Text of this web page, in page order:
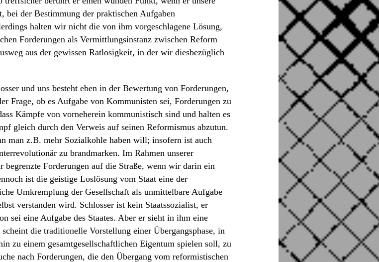
bei der Bestimmung der praktischen Aufgaben
halten wir nicht die von ihm vorgeschlagene Lösung,
Forderungen als Vermittlungsinstanz zwischen Reform
aus der gewissen Ratlosigkeit, in der wir diesbezüglich
und uns besteht eben in der Bewertung von Forderungen,
Frage, ob es Aufgabe von Kommunisten sei, Forderungen zu
Kämpfe von vorneherein kommunistisch sind und halten es
gleich durch den Verweis auf seinen Reformismus abzutun.
man z.B. mehr Sozialkohle haben will; insofern ist auch
zu brandmarken. Im Rahmen unserer
Forderungen auf die Straße, wenn wir darin ein
ist die geistige Loslösung vom Staat eine der
Umkremplung der Gesellschaft als unmittelbare Aufgabe
verstanden wird. Schlosser ist kein Staatssozialist, er
sei eine Aufgabe des Staates. Aber er sieht in ihm eine
die traditionelle Vorstellung einer Übergangsphase, in
zu einem gesamtgesellschaftlichen Eigentum spielen soll, zu
nach Forderungen, die den Übergang vom reformistischen